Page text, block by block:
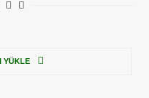
YÜKLE